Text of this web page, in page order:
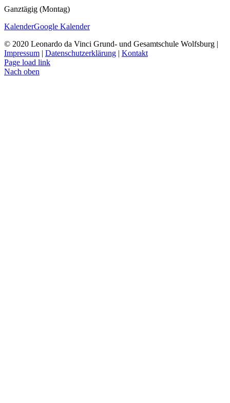
Ganztägig (Montag)
KalenderGoogle Kalender
© 2020 Leonardo da Vinci Grund- und Gesamtschule Wolfsburg |
Impressum | Datenschutzerklärung | Kontakt
Page load link
Nach oben